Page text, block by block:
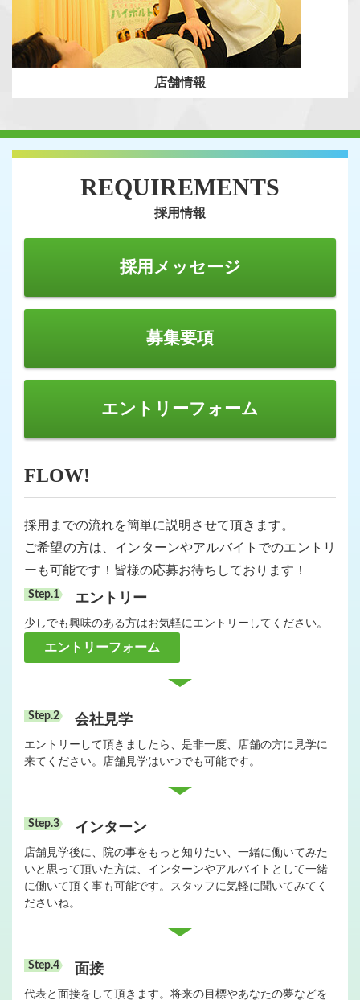
店舗情報
REQUIREMENTS
採用情報
採用メッセージ
募集要項
エントリーフォーム
FLOW!
採用までの流れを簡単に説明させて頂きます。
ご希望の方は、インターンやアルバイトでのエントリ
ーも可能です！皆様の応募お待ちしております！
エントリー
少しでも興味のある方はお気軽にエントリーしてください。
エントリーフォーム
会社見学
エントリーして頂きましたら、是非一度、店舗の方に見学に
来てください。店舗見学はいつでも可能です。
インターン
店舗見学後に、院の事をもっと知りたい、一緒に働いてみた
いと思って頂いた方は、インターンやアルバイトとして一緒
に働いて頂く事も可能です。スタッフに気軽に聞いてみてく
ださいね。
面接
代表と面接をして頂きます。将来の目標やあなたの夢などを